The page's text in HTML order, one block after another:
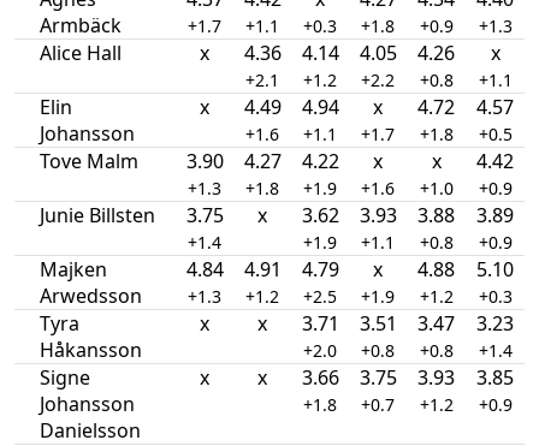
Armbäck
+1.7 +1.1 +0.3 +1.8 +0.9 +1.3
Alice Hall x 4.36
+2.1
4.14
+1.2
4.05
+2.2
4.26
+0.8
x
+1.1
Elin
Johansson
x 4.49
+1.6
4.94
+1.1
x
+1.7
4.72
+1.8
4.57
+0.5
Tove Malm 3.90
+1.3
4.27
+1.8
4.22
+1.9
x
+1.6
x
+1.0
4.42
+0.9
Junie Billsten 3.75
+1.4
x 3.62
+1.9
3.93
+1.1
3.88
+0.8
3.89
+0.9
Majken
Arwedsson
4.84
+1.3
4.91
+1.2
4.79
+2.5
x
+1.9
4.88
+1.2
5.10
+0.3
Tyra
Håkansson
x x 3.71
+2.0
3.51
+0.8
3.47
+0.8
3.23
+1.4
Signe
Johansson
Danielsson
x x 3.66
+1.8
3.75
+0.7
3.93
+1.2
3.85
+0.9